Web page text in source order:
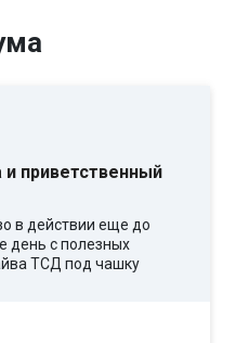
приветственный
в действии еще до
день с полезных
ТСД под чашку